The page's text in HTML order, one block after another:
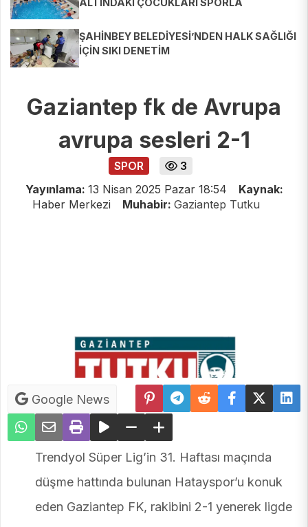
ALTINDAKİ ÇOCUKLARI SPORLA
ŞAHİNBEY BELEDİYESİ’NDEN HALK SAĞLIĞI
İÇİN SIKI DENETİM
Gaziantep fk de Avrupa
avrupa sesleri 2-1
SPOR
3
Yayınlama: 13 Nisan 2025 Pazar 18:54
Kaynak:
Haber Merkezi
Muhabir: Gaziantep Tutku
Google News
Trendyol Süper Lig’in 31. Haftası maçında
düşme hattında bulunan Hatayspor’u konuk
eden Gaziantep FK, rakibini 2-1 yenerek ligde